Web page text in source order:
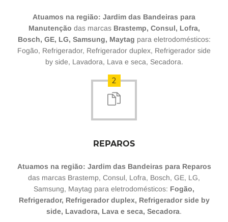
Atuamos na região: Jardim das Bandeiras para
Manutenção das marcas Brastemp, Consul, Lofra,
Bosch, GE, LG, Samsung, Maytag para eletrodomésticos:
Fogão, Refrigerador, Refrigerador duplex, Refrigerador side
by side, Lavadora, Lava e seca, Secadora.
2
REPAROS
Atuamos na região: Jardim das Bandeiras para Reparos
das marcas Brastemp, Consul, Lofra, Bosch, GE, LG,
Samsung, Maytag para eletrodomésticos: Fogão,
Refrigerador, Refrigerador duplex, Refrigerador side by
side, Lavadora, Lava e seca, Secadora.